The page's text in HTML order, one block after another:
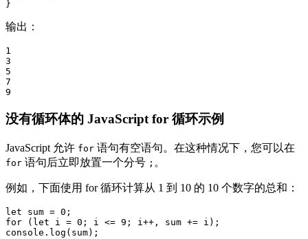
输出：
1
3
5
7
9
没有循环体的 JavaScript for 循环示例
JavaScript 允许 for 语句有空语句。在这种情况下，您可以在
for 语句后立即放置一个分号 ; 。
例如，下面使用 for 循环计算从 1 到 10 的 10 个数字的总和：
let sum = 0;
for (let i = 0; i <= 9; i++, sum += i);
console.log(sum);